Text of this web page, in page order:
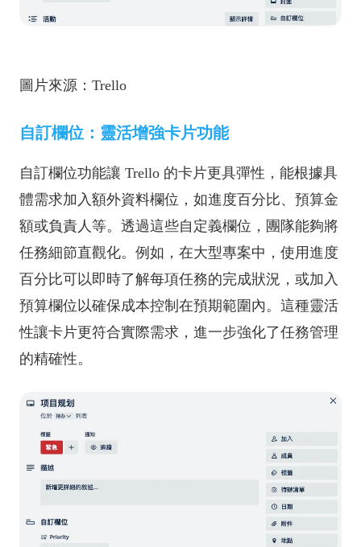
圖片來源：Trello
自訂欄位：靈活增強卡片功能
自訂欄位功能讓 Trello 的卡片更具彈性，能根據具
體需求加入額外資料欄位，如進度百分比、預算金
額或負責人等。透過這些自定義欄位，團隊能夠將
任務細節直觀化。例如，在大型專案中，使用進度
百分比可以即時了解每項任務的完成狀況，或加入
預算欄位以確保成本控制在預期範圍內。這種靈活
性讓卡片更符合實際需求，進一步強化了任務管理
的精確性。